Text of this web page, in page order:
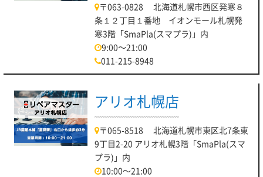
〒063-0828 北海道札幌市西区発寒８
条１２丁目１番地 イオンモール札幌発
寒3階「SmaPla(スマプラ)」内
9:00～21:00
011-215-8948
アリオ札幌店
〒065-8518 北海道札幌市東区北7条東
9丁目2-20 アリオ札幌3階「SmaPla(スマ
プラ)」内
10:00～21:00